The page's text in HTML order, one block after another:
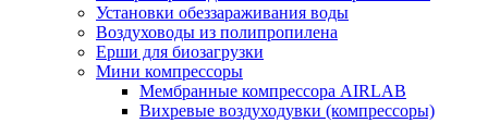
Установки обеззараживания воды
Воздуховоды из полипропилена
Ерши для биозагрузки
Мини компрессоры
Мембранные компрессора AIRLAB
Вихревые воздуходувки (компрессоры)